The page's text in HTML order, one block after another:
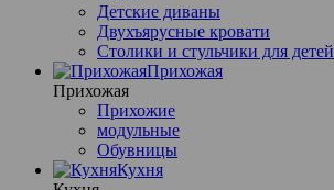
Детские диваны
Двухъярусные кровати
Столики и стульчики для детей
Прихожая
Прихожая
Прихожие
модульные
Обувницы
Кухня